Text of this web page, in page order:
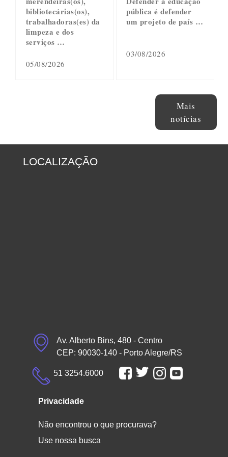
bibliotecárias(os),
trabalhadoras(es) da
limpeza e dos
serviços …
05/08/2026
pública é defender
um projeto de país …
03/08/2026
Mais
notícias
LOCALIZAÇÃO
Av. Alberto Bins, 480 - Centro
CEP: 90030-140 - Porto Alegre/RS
51 3254.6000
Privacidade
Não encontrou o que procurava?
Use nossa busca